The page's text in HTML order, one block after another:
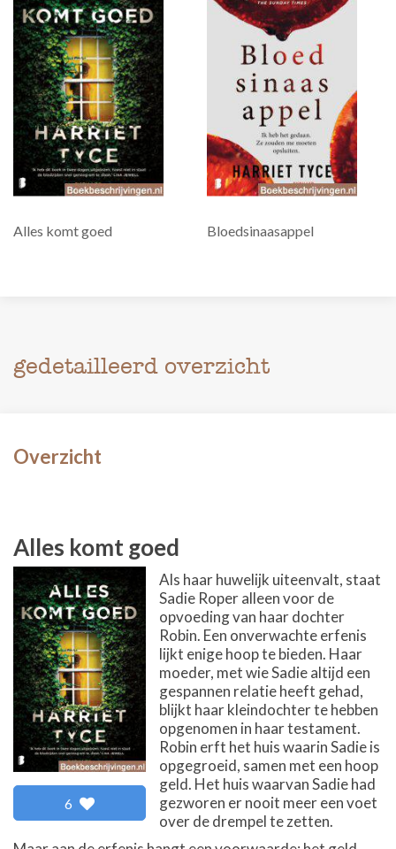
Alles komt goed Bloedsinaasappel
gedetailleerd overzicht
Overzicht
Alles komt goed
6
Als haar huwelijk uiteenvalt, staat
Sadie Roper alleen voor de
opvoeding van haar dochter
Robin. Een onverwachte erfenis
lijkt enige hoop te bieden. Haar
moeder, met wie Sadie altijd een
gespannen relatie heeft gehad,
blijkt haar kleindochter te hebben
opgenomen in haar testament.
Robin erft het huis waarin Sadie is
opgegroeid, samen met een hoop
geld. Het huis waarvan Sadie had
gezworen er nooit meer een voet
over de drempel te zetten.